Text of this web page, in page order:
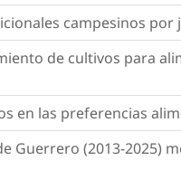
campesinos por
de cultivos para
en las preferencias
Guerrero (2013-2025)